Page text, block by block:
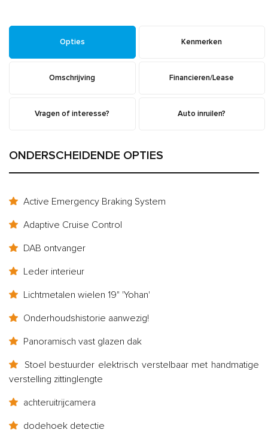
Opties Kenmerken
Omschrijving Financieren/Lease
Vragen of interesse? Auto inruilen?
ONDERSCHEIDENDE OPTIES
Active Emergency Braking System
Adaptive Cruise Control
DAB ontvanger
Leder interieur
Lichtmetalen wielen 19" 'Yohan'
Onderhoudshistorie aanwezig!
Panoramisch vast glazen dak
Stoel bestuurder elektrisch verstelbaar met handmatige
verstelling zittinglengte
achteruitrijcamera
dodehoek detectie